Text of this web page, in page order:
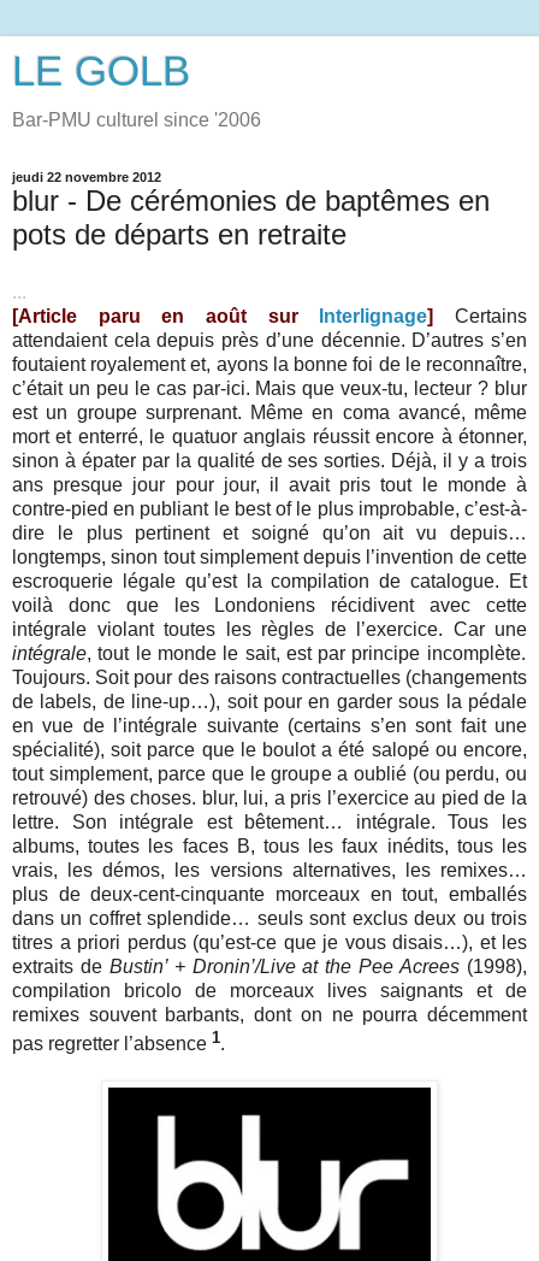
LE GOLB
Bar-PMU culturel since '2006
jeudi 22 novembre 2012
blur - De cérémonies de baptêmes en
pots de départs en retraite
...
[Article paru en août sur
Interlignage]
Certains
attendaient cela depuis près d’une décennie. D’autres s’en
foutaient royalement et, ayons la bonne foi de le reconnaître,
c’était un peu le cas par-ici. Mais que veux-tu, lecteur ? blur
est un groupe surprenant. Même en coma avancé, même
mort et enterré, le quatuor anglais réussit encore à étonner,
sinon à épater par la qualité de ses sorties. Déjà, il y a trois
ans presque jour pour jour, il avait pris tout le monde à
contre-pied en publiant le best of le plus improbable, c’est-à-
dire le plus pertinent et soigné qu’on ait vu depuis…
longtemps, sinon tout simplement depuis l’invention de cette
escroquerie légale qu’est la compilation de catalogue. Et
voilà donc que les Londoniens récidivent avec cette
intégrale violant toutes les règles de l’exercice. Car une
intégrale, tout le monde le sait, est par principe incomplète.
Toujours. Soit pour des raisons contractuelles (changements
de labels, de line-up…), soit pour en garder sous la pédale
en vue de l’intégrale suivante (certains s’en sont fait une
spécialité), soit parce que le boulot a été salopé ou encore,
tout simplement, parce que le groupe a oublié (ou perdu, ou
retrouvé) des choses. blur, lui, a pris l’exercice au pied de la
lettre. Son intégrale est bêtement… intégrale. Tous les
albums, toutes les faces B, tous les faux inédits, tous les
vrais, les démos, les versions alternatives, les remixes…
plus de deux-cent-cinquante morceaux en tout, emballés
dans un coffret splendide… seuls sont exclus deux ou trois
titres a priori perdus (qu’est-ce que je vous disais…), et les
extraits de Bustin’ + Dronin’/Live at the Pee Acrees (1998),
compilation bricolo de morceaux lives saignants et de
remixes souvent barbants, dont on ne pourra décemment
pas regretter l’absence 1.